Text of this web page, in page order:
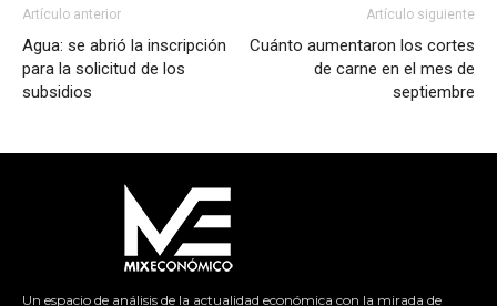
Artículo anterior
Agua: se abrió la inscripción
para la solicitud de los
subsidios
Artículo siguiente
Cuánto aumentaron los cortes
de carne en el mes de
septiembre
Un espacio de análisis de la actualidad económica con la mirada de